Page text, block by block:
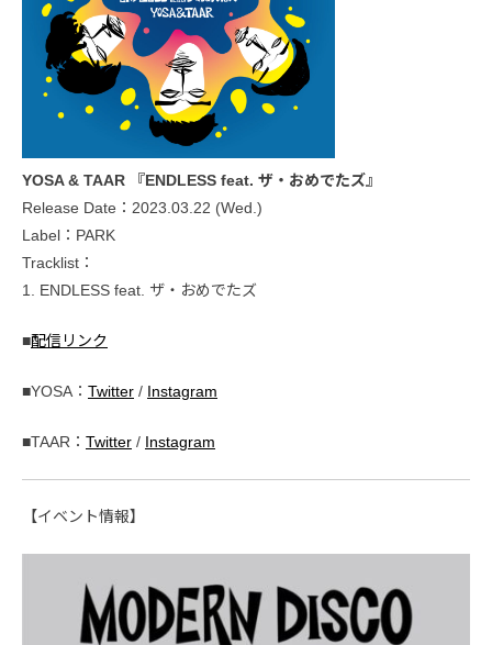
YOSA & TAAR 『ENDLESS feat. ザ・おめでたズ』
Release Date：2023.03.22 (Wed.)
Label：PARK
Tracklist：
1. ENDLESS feat. ザ・おめでたズ
■配信リンク
■YOSA： Twitter / Instagram
■TAAR： Twitter / Instagram
【イベント情報】